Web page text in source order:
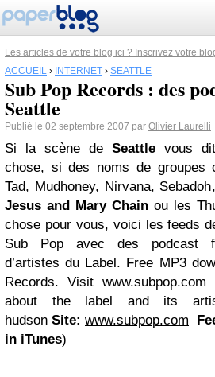
Les articles de votre blog ici ? Inscrivez votre
ACCUEIL › INTERNET › SEATTLE
Sub Pop Records : des
Seattle
Publié le 02 septembre 2007 par Olivier Laurelli
Si la scène de Seattle vous
chose, si des noms de groupes
Tad, Mudhoney, Nirvana,
Jesus and Mary Chain ou les
chose pour vous, voici les feeds
Sub Pop avec des podcast
d’artistes du Label. Free MP3
Records. Visit
about the label and its
hudson Site: www.subpop.com
in iTunes)